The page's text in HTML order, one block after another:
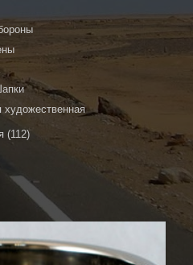
художественная
(112)